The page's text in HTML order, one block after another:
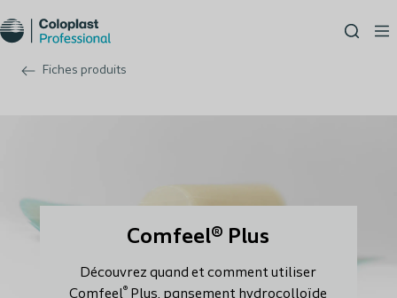
Fiches produits
Comfeel® Plus
Découvrez quand et comment utiliser
Comfeel® Plus, pansement hydrocolloïde